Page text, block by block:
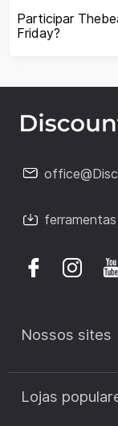
Participar
Friday?
Nossos sites
Lojas